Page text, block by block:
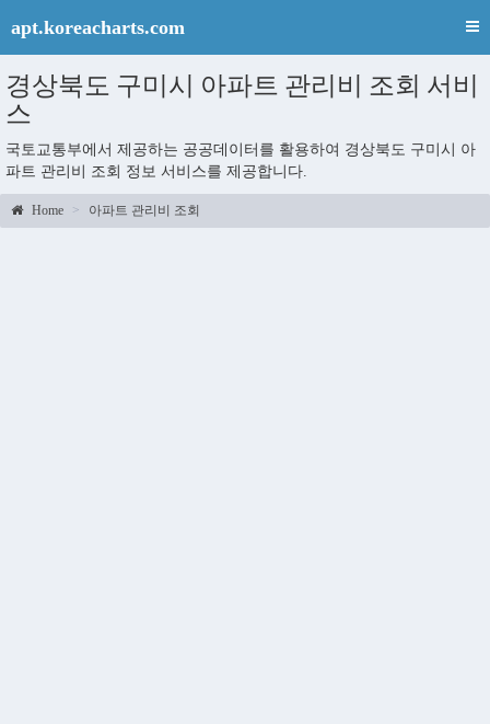
apt.koreacharts.com
경상북도 구미시 아파트 관리비 조회 서비
스
국토교통부에서 제공하는 공공데이터를 활용하여 경상북도 구미시 아
파트 관리비 조회 정보 서비스를 제공합니다.
Home 아파트 관리비 조회